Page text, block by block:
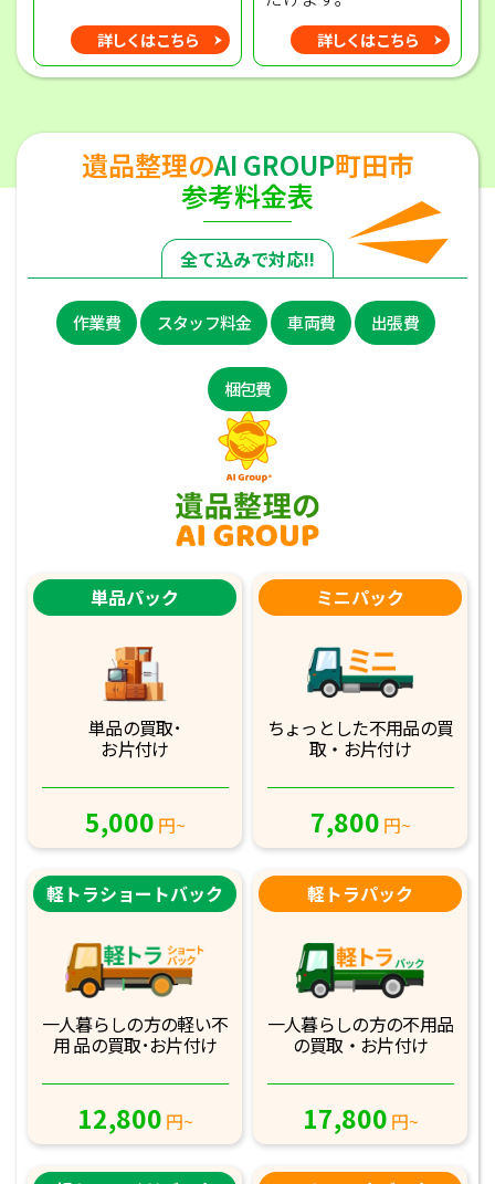
詳しくはこちら 詳しくはこちら
遺品整理のAI GROUP町田市
参考料金表
全て込みで対応!!
作業費 スタッフ料金 車両費 出張費
梱包費
単品パック
単品の買取･
お片付け
5,000 円~
ミニパック
ちょっとした不用品の買
取・お片付け
7,800 円~
軽トラショートバック
一人暮らしの方の軽い不
用 品の買取･お片付け
12,800 円~
軽トラパック
一人暮らしの方の不用品
の買取・お片付け
17,800 円~